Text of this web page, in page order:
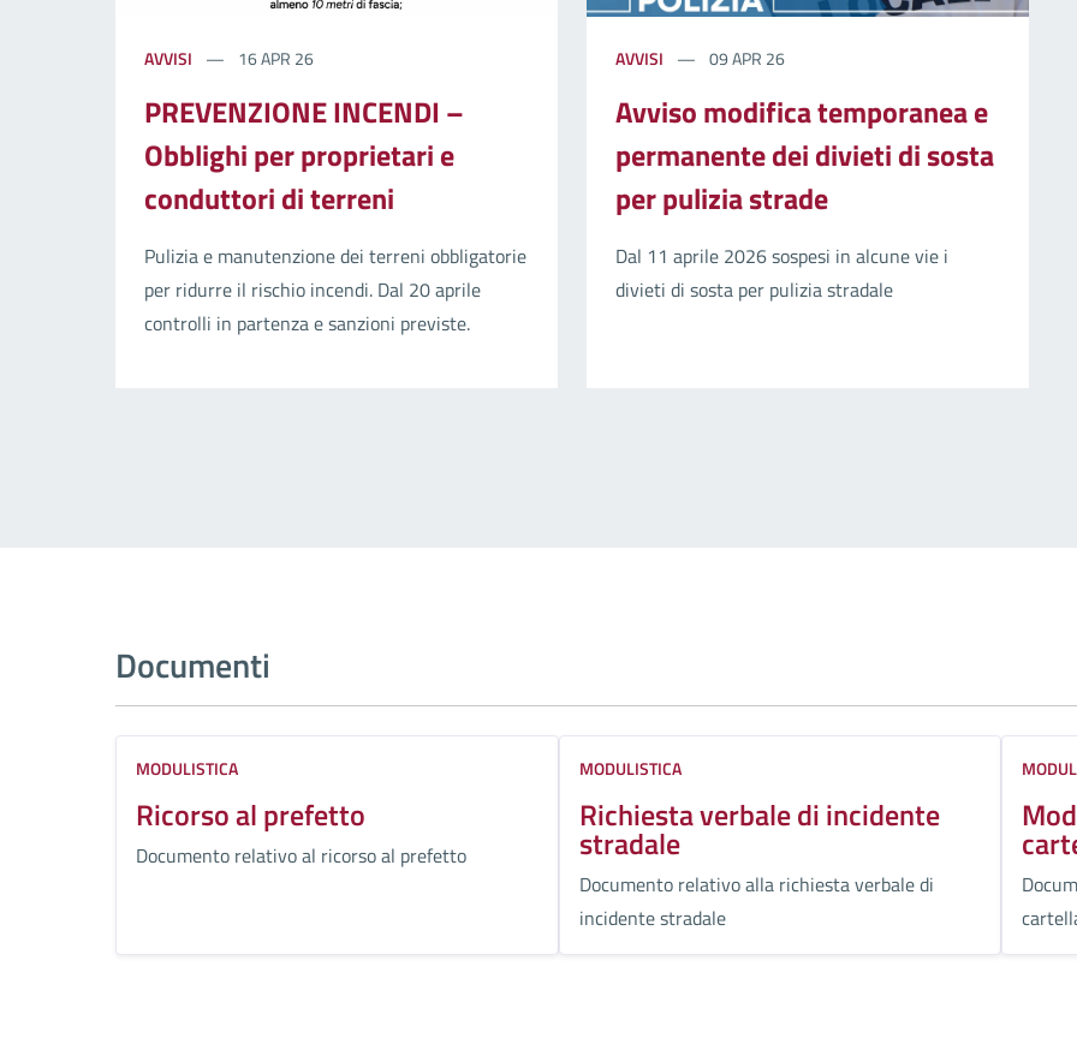
AVVISI 16 APR 26
PREVENZIONE INCENDI –
Obblighi per proprietari e
conduttori di terreni
Pulizia e manutenzione dei terreni obbligatorie
per ridurre il rischio incendi. Dal 20 aprile
controlli in partenza e sanzioni previste.
AVVISI 09 APR 26
Avviso modifica temporanea e
permanente dei divieti di sosta
per pulizia strade
Dal 11 aprile 2026 sospesi in alcune vie i
divieti di sosta per pulizia stradale
Documenti
MODULISTICA
Ricorso al prefetto
Documento relativo al ricorso al prefetto
MODULISTICA
Richiesta verbale di incidente
stradale
Documento relativo alla richiesta verbale di
incidente stradale